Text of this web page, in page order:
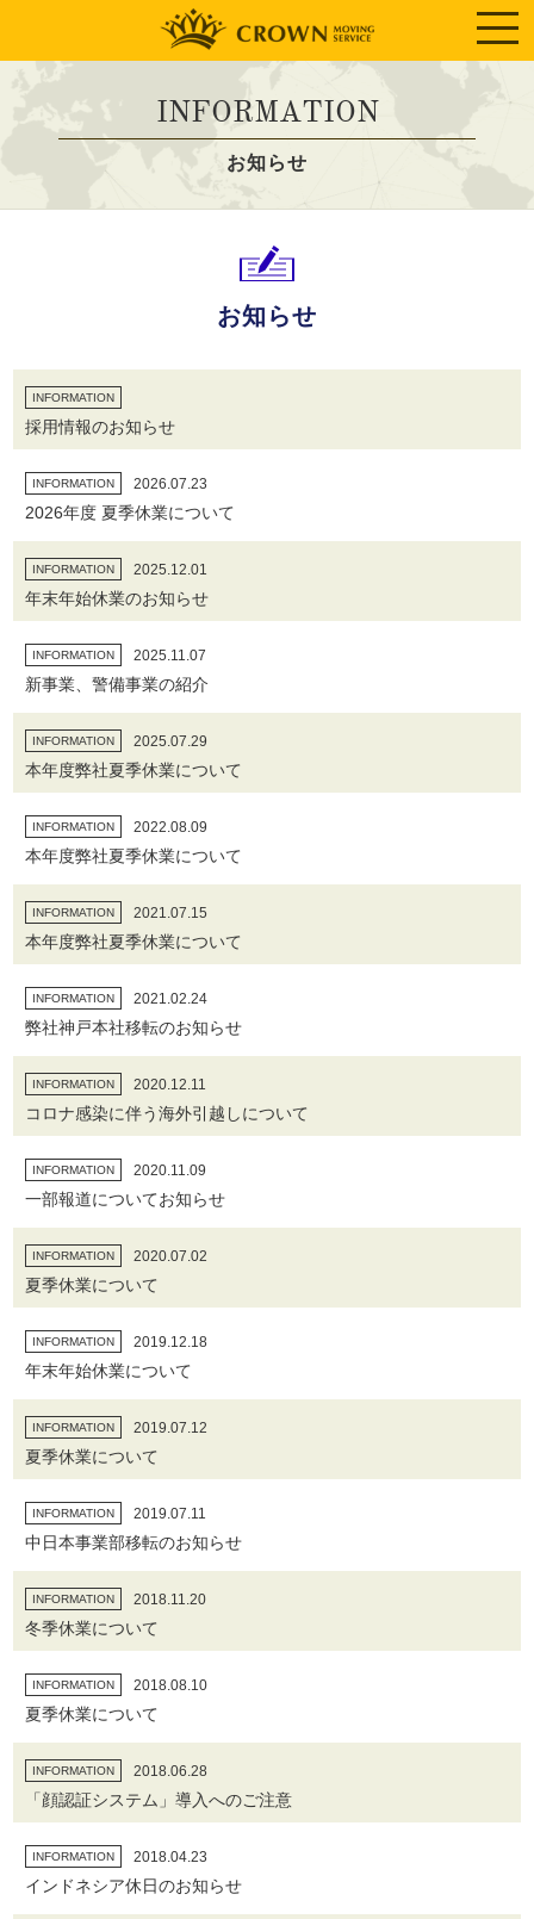
INFORMATION
お知らせ
お知らせ
INFORMATION
採用情報のお知らせ
INFORMATION 2026.07.23
2026年度 夏季休業について
INFORMATION 2025.12.01
年末年始休業のお知らせ
INFORMATION 2025.11.07
新事業、警備事業の紹介
INFORMATION 2025.07.29
本年度弊社夏季休業について
INFORMATION 2022.08.09
本年度弊社夏季休業について
INFORMATION 2021.07.15
本年度弊社夏季休業について
INFORMATION 2021.02.24
弊社神戸本社移転のお知らせ
INFORMATION 2020.12.11
コロナ感染に伴う海外引越しについて
INFORMATION 2020.11.09
一部報道についてお知らせ
INFORMATION 2020.07.02
夏季休業について
INFORMATION 2019.12.18
年末年始休業について
INFORMATION 2019.07.12
夏季休業について
INFORMATION 2019.07.11
中日本事業部移転のお知らせ
INFORMATION 2018.11.20
冬季休業について
INFORMATION 2018.08.10
夏季休業について
INFORMATION 2018.06.28
「顔認証システム」導入へのご注意
INFORMATION 2018.04.23
インドネシア休日のお知らせ